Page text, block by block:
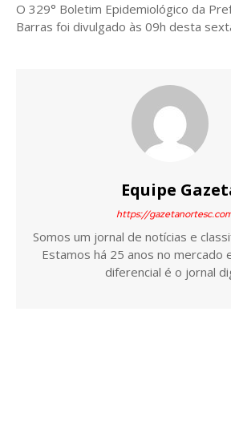
O 329° Boletim Epidemiológico da
Barras foi divulgado às 09h desta
Equipe
https://
Somos um jornal de notícias e
Estamos há 25 anos no mercado
diferencial é o jornal